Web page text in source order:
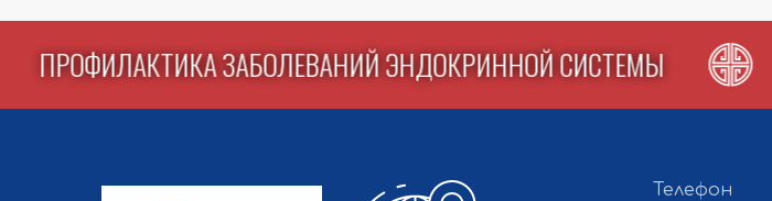
ПРОФИЛАКТИКА ЗАБОЛЕВАНИЙ ЭНДОКРИННОЙ СИСТЕМЫ
Телефон